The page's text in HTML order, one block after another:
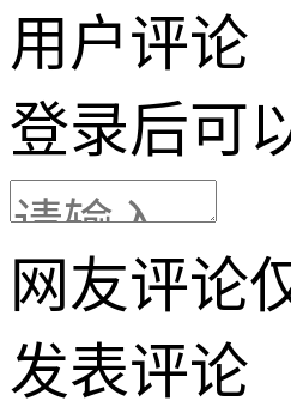
用户评论
登录后可
网友评论
发表评论